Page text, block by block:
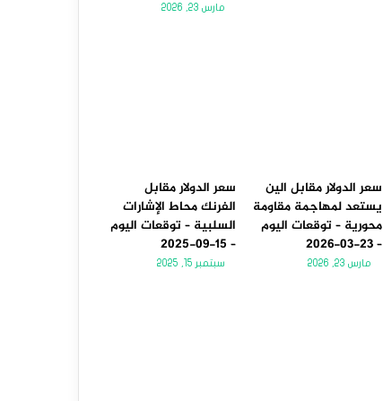
مارس 23, 2026
سعر الدولار مقابل الين
يستعد لمهاجمة مقاومة
محورية – توقعات اليوم
– 23-03-2026
مارس 23, 2026
سعر الدولار مقابل
الفرنك محاط الإشارات
السلبية – توقعات اليوم
– 15-09-2025
سبتمبر 15, 2025